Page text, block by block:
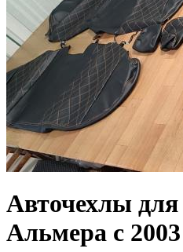
Авточехлы
Альмера с 2003